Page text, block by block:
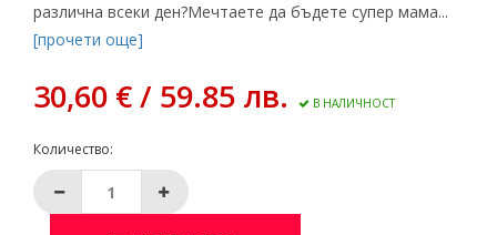
различна всеки ден?Мечтаете да бъдете супер мама...
[прочети още]
30,60 € / 59.85 лв. В НАЛИЧНОСТ
Количество: